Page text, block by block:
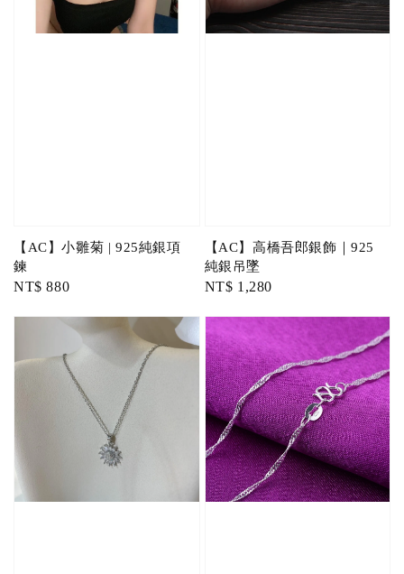
【AC】小雛菊 | 925純銀項
鍊
Regular
NT$ 880
【AC】高橋吾郎銀飾｜925
純銀吊墜
Regular
NT$ 1,280